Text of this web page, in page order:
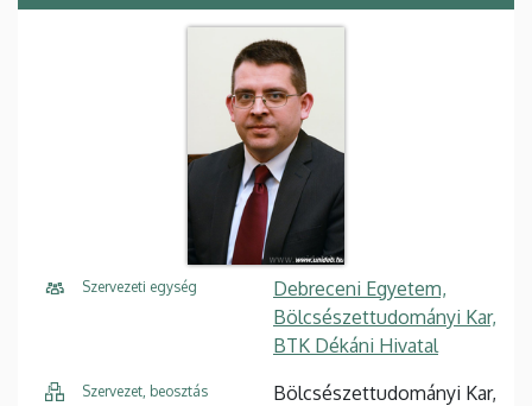
Szervezeti egység
Debreceni Egyetem,
Bölcsészettudományi Kar,
BTK Dékáni Hivatal
Szervezet, beosztás
Bölcsészettudományi Kar,